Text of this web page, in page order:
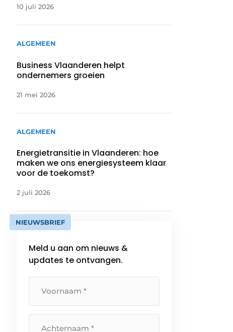
10 juli 2026
ALGEMEEN
Business Vlaanderen helpt
ondernemers groeien
21 mei 2026
ALGEMEEN
Energietransitie in Vlaanderen: hoe
maken we ons energiesysteem klaar
voor de toekomst?
2 juli 2026
NIEUWSBRIEF
Meld u aan om nieuws &
updates te ontvangen.